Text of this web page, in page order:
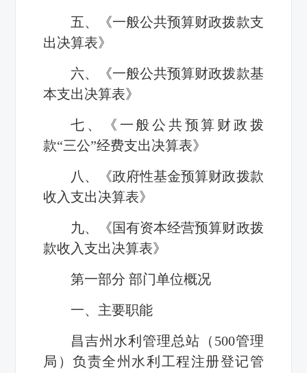
五、《一般公共预算财政拨款支
出决算表》
六、《一般公共预算财政拨款基
本支出决算表》
七、《一般公共预算财政拨
款“三公”经费支出决算表》
八、《政府性基金预算财政拨款
收入支出决算表》
九、《国有资本经营预算财政拨
款收入支出决算表》
第一部分 部门单位概况
一、主要职能
昌吉州水利管理总站（500管理
局）负责全州水利工程注册登记管